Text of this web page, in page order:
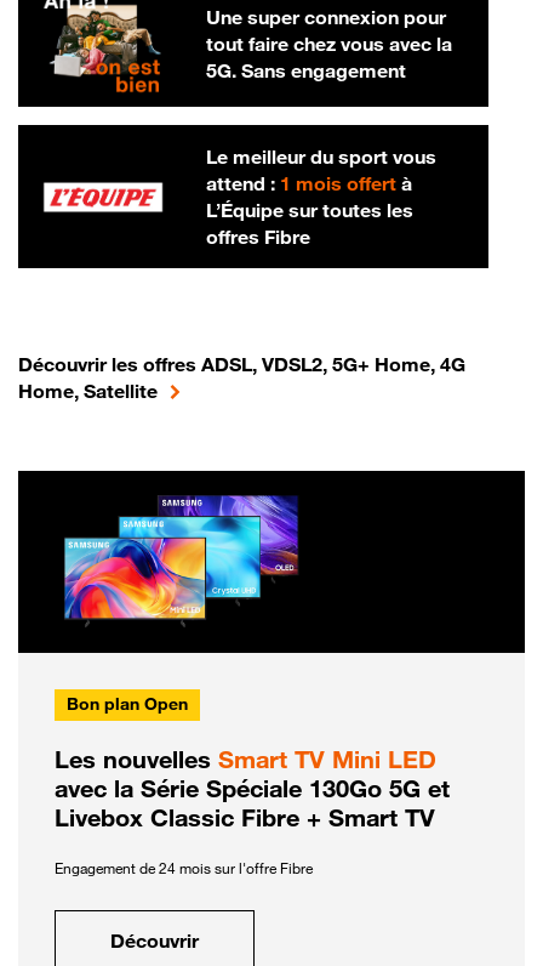
Une super connexion pour
tout faire chez vous avec la
5G. Sans engagement
Le meilleur du sport vous
attend : 1 mois offertà
L’Équipe sur toutes les
offres Fibre
Découvrir les offres ADSL, VDSL2, 5G+ Home, 4G
Home, Satellite
Bon plan Open
Les nouvelles Smart TV Mini LED
avec la Série Spéciale 130Go 5G et
Livebox Classic Fibre + Smart TV
Engagement de 24 mois sur l'offre Fibre
Découvrir